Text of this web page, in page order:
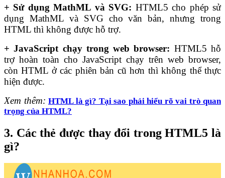
+ Sử dụng MathML và SVG: HTML5 cho phép sử
dụng MathML và SVG cho văn bản, nhưng trong
HTML thì không được hỗ trợ.
+ JavaScript chạy trong web browser: HTML5 hỗ
trợ hoàn toàn cho JavaScript chạy trên web browser,
còn HTML ở các phiên bản cũ hơn thì không thể thực
hiện được.
Xem thêm: HTML là gì? Tại sao phải hiểu rõ vai trò quan
trọng của HTML?
3. Các thẻ được thay đổi trong HTML5 là
gì?